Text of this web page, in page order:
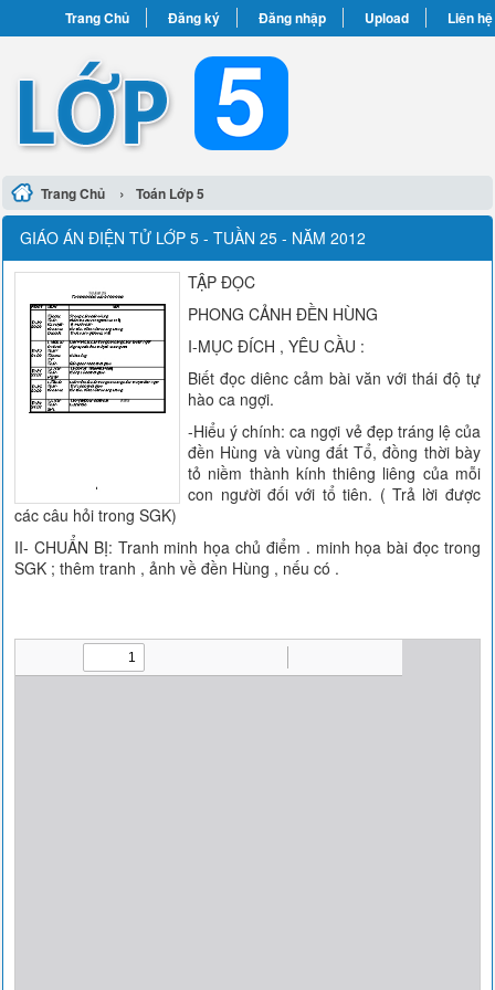
Trang Chủ Đăng ký Đăng nhập Upload Liên hệ
Trang Chủ › Toán Lớp 5
GIÁO ÁN ĐIỆN TỬ LỚP 5 - TUẦN 25 - NĂM 2012
TẬP ĐỌC
PHONG CẢNH ĐỀN HÙNG
I-MỤC ĐÍCH , YÊU CẦU :
Biết đọc diênc cảm bài văn với thái độ tự
hào ca ngợi.
-Hiểu ý chính: ca ngợi vẻ đẹp tráng lệ của
đền Hùng và vùng đất Tổ, đồng thời bày
tỏ niềm thành kính thiêng liêng của mỗi
con người đối với tổ tiên. ( Trả lời được
các câu hỏi trong SGK)
II- CHUẨN BỊ: Tranh minh họa chủ điểm . minh họa bài đọc trong
SGK ; thêm tranh , ảnh về đền Hùng , nếu có .